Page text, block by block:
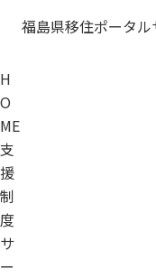
福島県移住ポータ
H
O
ME
支
援
制
度
サ
ー